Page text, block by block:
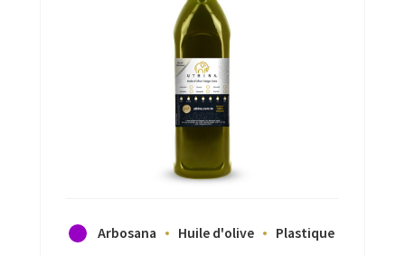
Arbosana Huile d'olive Plastique